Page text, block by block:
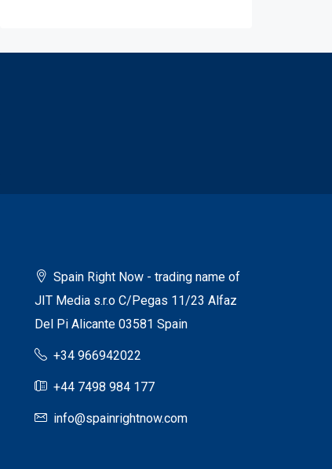
Spain Right Now - trading name of
JIT Media s.r.o C/Pegas 11/23 Alfaz
Del Pi Alicante 03581 Spain
+34 966942022
+44 7498 984 177
info@spainrightnow.com